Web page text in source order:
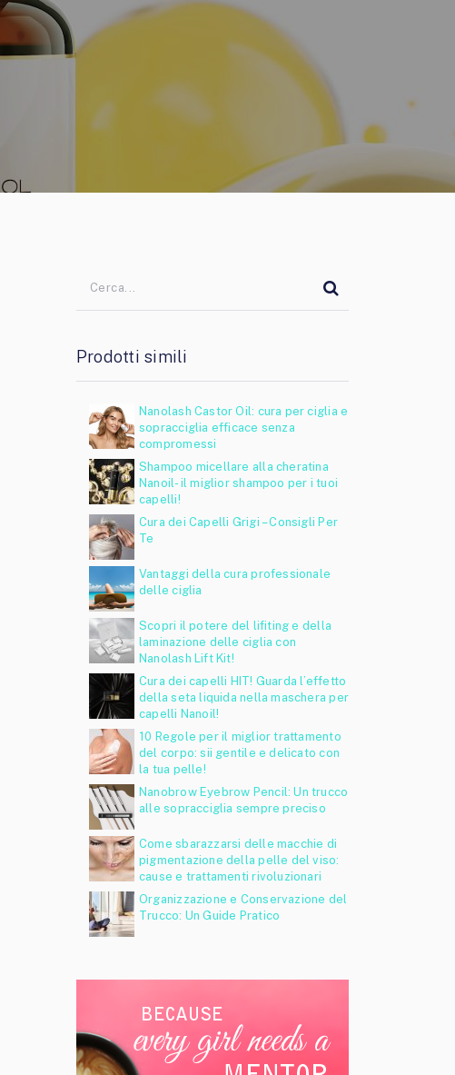
Prodotti simili
Nanolash Castor Oil: cura per ciglia e
sopracciglia efficace senza
compromessi
Shampoo micellare alla cheratina
Nanoil- il miglior shampoo per i tuoi
capelli!
Cura dei Capelli Grigi – Consigli Per
Te
Vantaggi della cura professionale
delle ciglia
Scopri il potere del lifiting e della
laminazione delle ciglia con
Nanolash Lift Kit!
Cura dei capelli HIT! Guarda l’effetto
della seta liquida nella maschera per
capelli Nanoil!
10 Regole per il miglior trattamento
del corpo: sii gentile e delicato con
la tua pelle!
Nanobrow Eyebrow Pencil: Un trucco
alle sopracciglia sempre preciso
Come sbarazzarsi delle macchie di
pigmentazione della pelle del viso:
cause e trattamenti rivoluzionari
Organizzazione e Conservazione del
Trucco: Un Guide Pratico